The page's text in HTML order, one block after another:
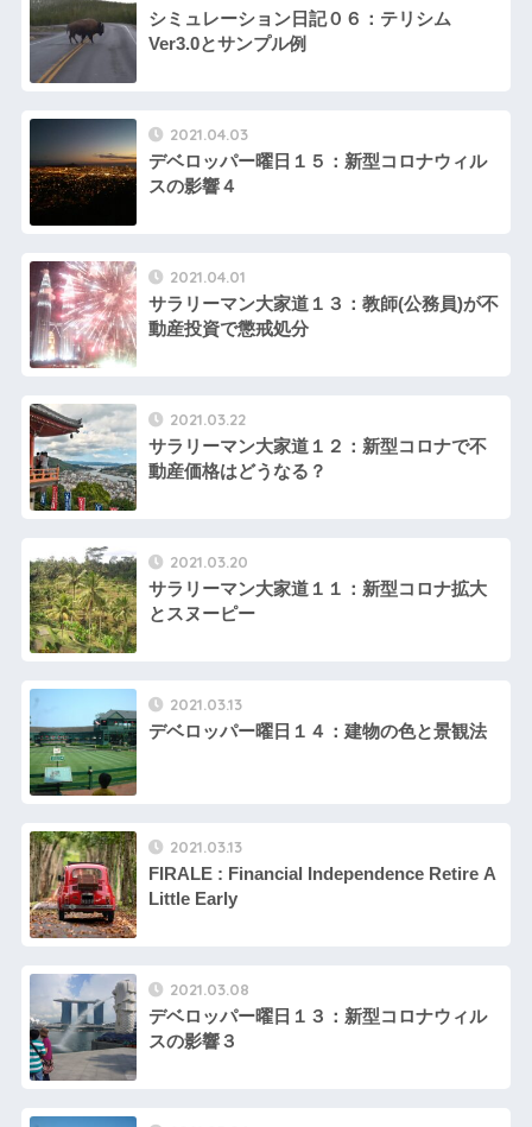
シミュレーション日記０６：テリシム
Ver3.0とサンプル例
2021.04.03
デベロッパー曜日１５：新型コロナウィル
スの影響４
2021.04.01
サラリーマン大家道１３：教師(公務員)が不
動産投資で懲戒処分
2021.03.22
サラリーマン大家道１２：新型コロナで不
動産価格はどうなる？
2021.03.20
サラリーマン大家道１１：新型コロナ拡大
とスヌーピー
2021.03.13
デベロッパー曜日１４：建物の色と景観法
2021.03.13
FIRALE : Financial Independence Retire A
Little Early
2021.03.08
デベロッパー曜日１３：新型コロナウィル
スの影響３